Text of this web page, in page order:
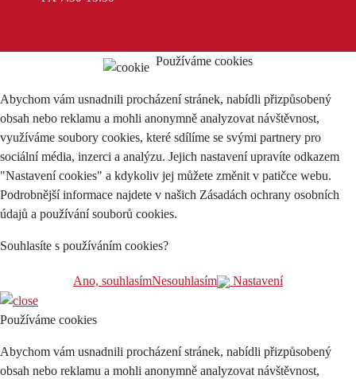
Používáme cookies
Abychom vám usnadnili procházení stránek, nabídli přizpůsobený
obsah nebo reklamu a mohli anonymně analyzovat návštěvnost,
využíváme soubory cookies, které sdílíme se svými partnery pro
sociální média, inzerci a analýzu. Jejich nastavení upravíte odkazem
"Nastavení cookies" a kdykoliv jej můžete změnit v patičce webu.
Podrobnější informace najdete v našich Zásadách ochrany osobních
údajů a používání souborů cookies.
Souhlasíte s používáním cookies?
Ano, souhlasímNesouhlasím Nastavení
Používáme cookies
Abychom vám usnadnili procházení stránek, nabídli přizpůsobený
obsah nebo reklamu a mohli anonymně analyzovat návštěvnost,